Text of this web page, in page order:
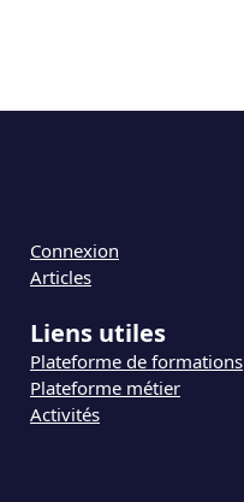
Connexion
Articles
Liens utiles
Plateforme de formations
Plateforme métier
Activités